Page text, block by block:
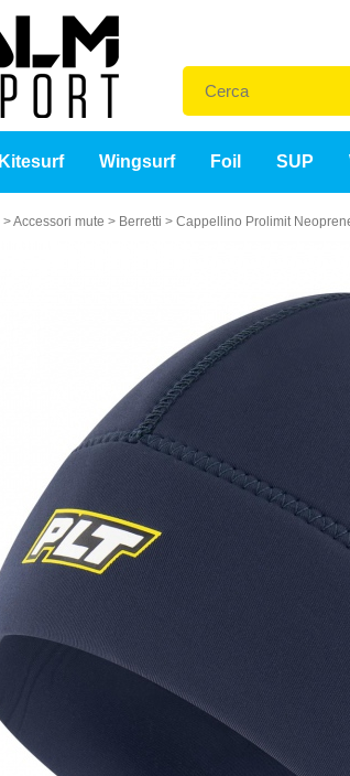
Kitesurf Wingsurf Foil SUP
>Accessori mute > Berretti > Cappellino Prolimit